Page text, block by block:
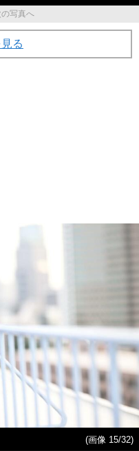
写真へ
る
(画像 15/32)